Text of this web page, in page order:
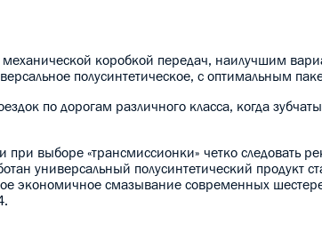
механической коробкой передач, наилучшим
полусинтетическое, с оптимальным
по дорогам различного класса, когда
выборе «трансмиссионки» четко следовать
универсальный полусинтетический продукт
экономичное смазывание современных